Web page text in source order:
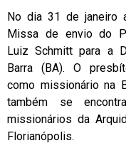
No dia 31 de janeiro
Missa de envio do
Luiz Schmitt para a
Barra (BA). O
como missionário na
também se
missionários da
Florianópolis.